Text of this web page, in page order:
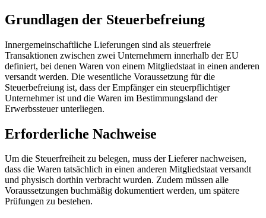
Grundlagen der Steuerbefreiung
Innergemeinschaftliche Lieferungen sind als steuerfreie
Transaktionen zwischen zwei Unternehmern innerhalb der EU
definiert, bei denen Waren von einem Mitgliedstaat in einen anderen
versandt werden. Die wesentliche Voraussetzung für die
Steuerbefreiung ist, dass der Empfänger ein steuerpflichtiger
Unternehmer ist und die Waren im Bestimmungsland der
Erwerbssteuer unterliegen.
Erforderliche Nachweise
Um die Steuerfreiheit zu belegen, muss der Lieferer nachweisen,
dass die Waren tatsächlich in einen anderen Mitgliedstaat versandt
und physisch dorthin verbracht wurden. Zudem müssen alle
Voraussetzungen buchmäßig dokumentiert werden, um spätere
Prüfungen zu bestehen.